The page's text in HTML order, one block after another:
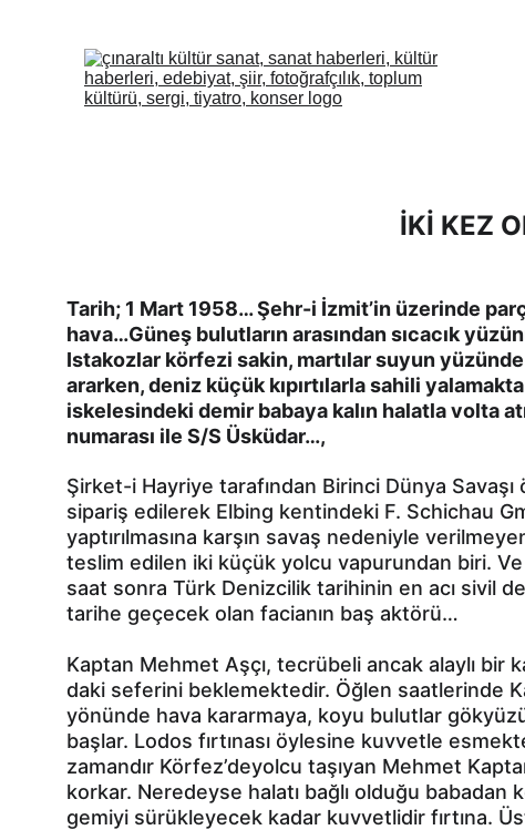
İKİ KEZ
Tarih; 1 Mart 1958… Şehr-i İzmit’in üzerinde
hava…Güneş bulutların arasından sıcacık
Istakozlar körfezi sakin, martılar suyun
ararken, deniz küçük kıpırtılarla sahili
iskelesindeki demir babaya kalın halatla volta
numarası ile S/S Üsküdar…,
Şirket-i Hayriye tarafından Birinci Dünya Savaşı
sipariş edilerek Elbing kentindeki F. Schichau
yaptırılmasına karşın savaş nedeniyle
teslim edilen iki küçük yolcu vapurundan biri. Ve
saat sonra Türk Denizcilik tarihinin en acı sivil
tarihe geçecek olan facianın baş aktörü…
Kaptan Mehmet Aşçı, tecrübeli ancak alaylı bir
daki seferini beklemektedir. Öğlen saatlerinde
yönünde hava kararmaya, koyu bulutlar
başlar. Lodos fırtınası öylesine kuvvetle
zamandır Körfez’deyolcu taşıyan Mehmet
korkar. Neredeyse halatı bağlı olduğu babadan
gemiyi sürükleyecek kadar kuvvetlidir fırtına.